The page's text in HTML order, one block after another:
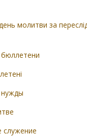
молитви за